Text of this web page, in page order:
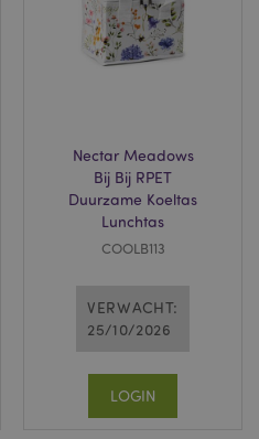
Nectar Meadows
Bij Bij RPET
Duurzame Koeltas
Lunchtas
COOLB113
VERWACHT:
25/10/2026
LOGIN